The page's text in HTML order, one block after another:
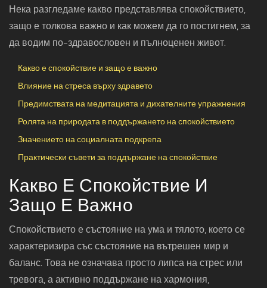
Нека разгледаме какво представлява спокойствието,
защо е толкова важно и как можем да го постигнем, за
да водим по-здравословен и пълноценен живот.
Какво е спокойствие и защо е важно
Влияние на стреса върху здравето
Предимствата на медитацията и дихателните упражнения
Ролята на природата в поддържането на спокойствието
Значението на социалната подкрепа
Практически съвети за поддържане на спокойствие
Какво Е Спокойствие И
Защо Е Важно
Спокойствието е състояние на ума и тялото, което се
характеризира със състояние на вътрешен мир и
баланс. Това не означава просто липса на стрес или
тревога, а активно поддържане на хармония,